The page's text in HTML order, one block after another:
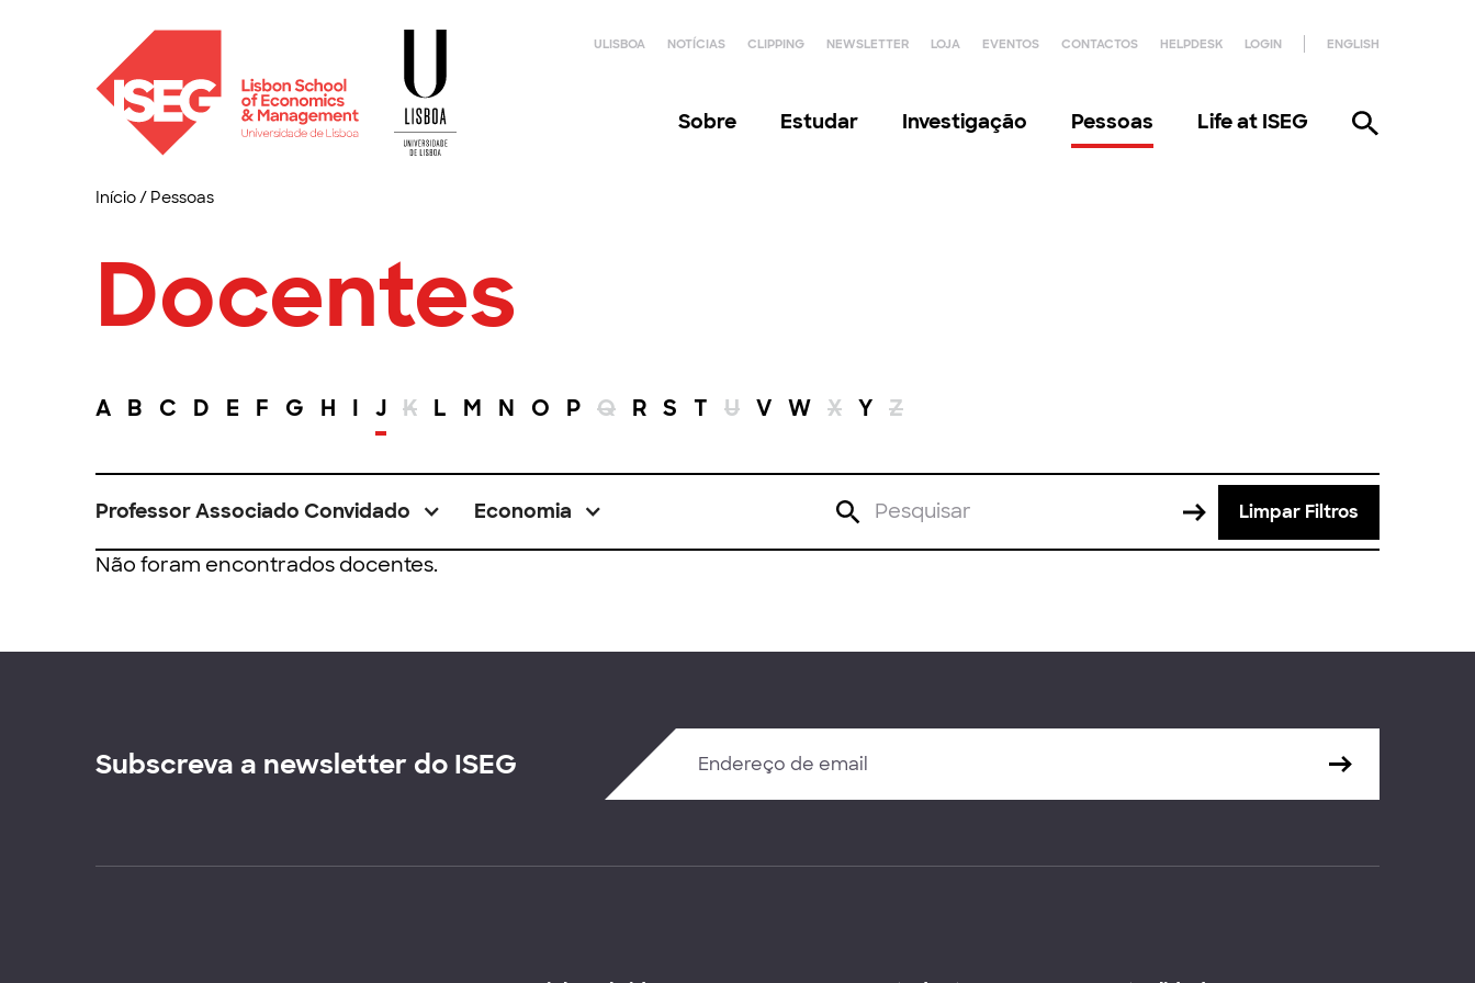
ULISBOA NOTÍCIAS CLIPPING NEWSLETTER LOJA EVENTOS CONTACTOS HELPDESK LOGIN ENGLISH
Sobre Estudar Investigação Pessoas Life at ISEG
Início/ Pessoas
Docentes
A B C D E F G H I J K L M N O P Q R S T U V W X Y Z
Professor Associado Convidado Economia Limpar Filtros
Não foram encontrados docentes.
Subscreva a newsletter do ISEG